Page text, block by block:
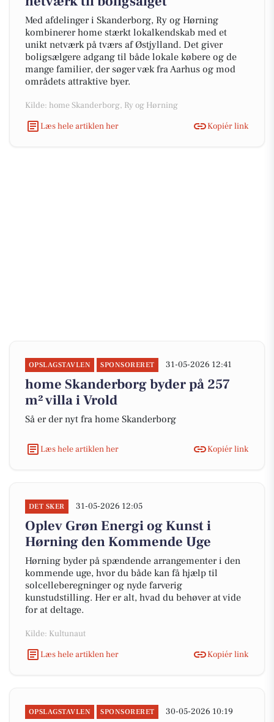
Med afdelinger i Skanderborg, Ry og Hørning
kombinerer home stærkt lokalkendskab med et
unikt netværk på tværs af Østjylland. Det giver
boligsælgere adgang til både lokale købere og de
mange familier, der søger væk fra Aarhus og mod
områdets attraktive byer.
Kilde: home Skanderborg, Ry og Hørning
Læs hele artiklen her
Kopiér link
OPSLAGSTAVLEN SPONSORERET 31-05-2026 12:41
home Skanderborg byder på 257
m² villa i Vrold
Så er der nyt fra home Skanderborg
Læs hele artiklen her Kopiér link
DET SKER 31-05-2026 12:05
Oplev Grøn Energi og Kunst i
Hørning den Kommende Uge
Hørning byder på spændende arrangementer i den
kommende uge, hvor du både kan få hjælp til
solcelleberegninger og nyde farverig
kunstudstilling. Her er alt, hvad du behøver at vide
for at deltage.
Kilde: Kultunaut
Læs hele artiklen her
Kopiér link
OPSLAGSTAVLEN SPONSORERET 30-05-2026 10:19